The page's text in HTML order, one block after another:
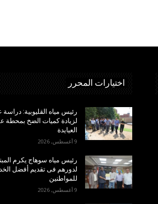
اختيارات المحرر
رئيس مياه القليوبية: دراسة
لزيادة كميات الضخ بمحطة
العيايدة
9 أغسطس, 2026
رئيس مياه سوهاج يكرم
لدورهم فى تقديم أفضل
للمواطنين
9 أغسطس, 2026